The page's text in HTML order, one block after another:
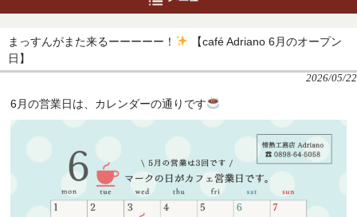
まっすんがまた来るーーーーー！
【café Adriano 6月のオープン
日】
2026/05/22
6月の営業日は、カレンダーの通りです